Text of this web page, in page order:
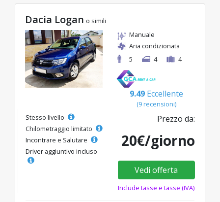
Dacia Logan o simili
Manuale
Aria condizionata
5
4 4
9.49 Eccellente
(9 recensioni)
Stesso livello
Chilometraggio limitato
Incontrare e Salutare
Driver aggiuntivo incluso
Prezzo da:
20€/giorno
Vedi offerta
Include tasse e tasse (IVA)